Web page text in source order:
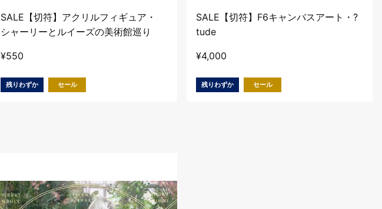
SALE【切符】アクリルフィギュア・
シャーリーとルイーズの美術館巡り
¥550
残りわずか セール
SALE【切符】F6キャンバスアート・?
tude
¥4,000
残りわずか セール